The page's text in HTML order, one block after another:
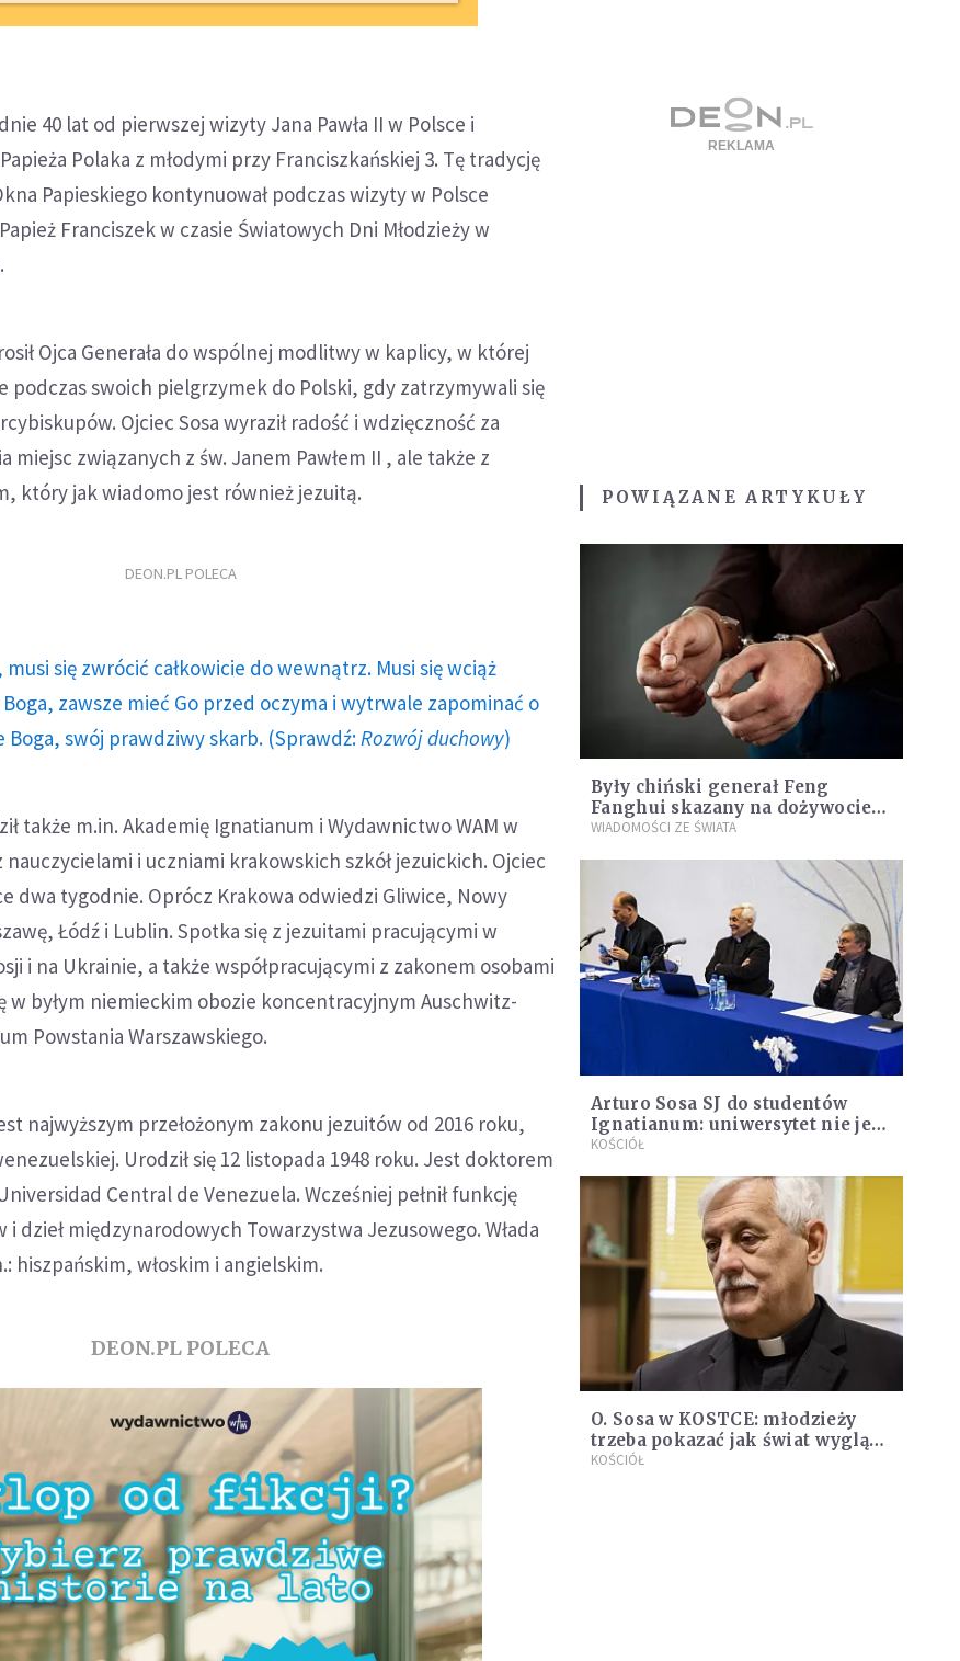
40 lat od pierwszej wizyty Jana Pawła II w Polsce i
Polaka z młodymi przy Franciszkańskiej 3. Tę tradycję
Papieskiego kontynuował podczas wizyty w Polsce
Franciszek w czasie Światowych Dni Młodzieży w
Ojca Generała do wspólnej modlitwy w kaplicy, w której
podczas swoich pielgrzymek do Polski, gdy zatrzymywali się
Ojciec Sosa wyraził radość i wdzięczność za
miejsc związanych z św. Janem Pawłem II , ale także z
który jak wiadomo jest również jezuitą.
DEON.PL POLECA
musi się zwrócić całkowicie do wewnątrz. Musi się wciąż
zawsze mieć Go przed oczyma i wytrwale zapominać o
Boga, swój prawdziwy skarb. (Sprawdź: Rozwój duchowy)
także m.in. Akademię Ignatianum i Wydawnictwo WAM w
nauczycielami i uczniami krakowskich szkół jezuickich. Ojciec
dwa tygodnie. Oprócz Krakowa odwiedzi Gliwice, Nowy
Łódź i Lublin. Spotka się z jezuitami pracującymi w
i na Ukrainie, a także współpracującymi z zakonem osobami
w byłym niemieckim obozie koncentracyjnym Auschwitz-
Powstania Warszawskiego.
najwyższym przełożonym zakonu jezuitów od 2016 roku,
Urodził się 12 listopada 1948 roku. Jest doktorem
Central de Venezuela. Wcześniej pełnił funkcję
i dzieł międzynarodowych Towarzystwa Jezusowego. Włada
hiszpańskim, włoskim i angielskim.
DEON.PL POLECA
POWIĄZANE ARTYKUŁY
Były chiński generał Feng
Fanghui skazany na dożywocie
za korupcję
WIADOMOŚCI ZE ŚWIATA
Arturo Sosa SJ do studentów
Ignatianum: uniwersytet nie jest
tylko miejscem przekazywania
KOŚCIÓŁ
O. Sosa w KOSTCE: młodzieży
trzeba pokazać jak świat wygląda
naprawdę, by krzyk i płacz świata
KOŚCIÓŁ